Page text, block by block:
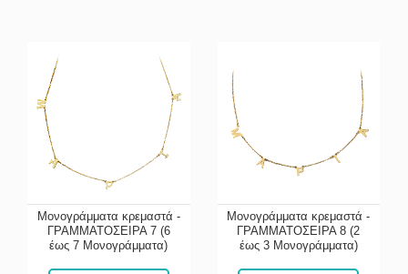
Μονογράμματα κρεμαστά -
ΓΡΑΜΜΑΤΟΣΕΙΡΑ 7 (6
έως 7 Μονογράμματα)
Μονογράμματα κρεμαστά -
ΓΡΑΜΜΑΤΟΣΕΙΡΑ 8 (2
έως 3 Μονογράμματα)